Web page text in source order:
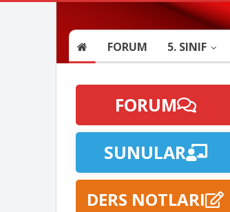
FORUM 5. SINIF
FORUM
SUNULAR
DERS NOTLARI